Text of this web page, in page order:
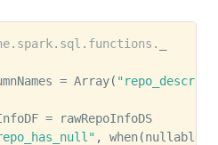
. spark. sql . functions .
= Array(
= rawRepoInfoDS
, when(